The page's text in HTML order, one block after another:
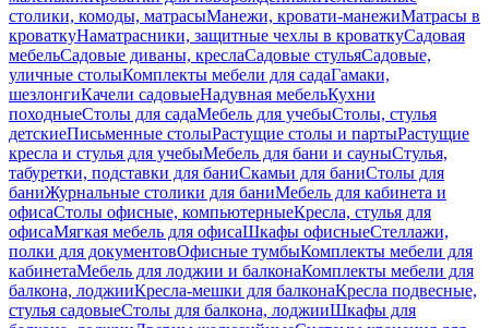
столики, комоды, матрасыМанежи, кровати-манежиМатрасы в
кроваткуНаматрасники, защитные чехлы в кроваткуСадовая
мебельСадовые диваны, креслаСадовые стульяСадовые,
уличные столыКомплекты мебели для садаГамаки,
шезлонгиКачели садовыеНадувная мебельКухни
походныеСтолы для садаМебель для учебыСтолы, стулья
детскиеПисьменные столыРастущие столы и партыРастущие
кресла и стулья для учебыМебель для бани и сауныСтулья,
табуретки, подставки для баниСкамьи для баниСтолы для
баниЖурнальные столики для баниМебель для кабинета и
офисаСтолы офисные, компьютерныеКресла, стулья для
офисаМягкая мебель для офисаШкафы офисныеСтеллажи,
полки для документовОфисные тумбыКомплекты мебели для
кабинетаМебель для лоджии и балконаКомплекты мебели для
балкона, лоджииКресла-мешки для балконаКресла подвесные,
стулья садовыеСтолы для балкона, лоджииШкафы для